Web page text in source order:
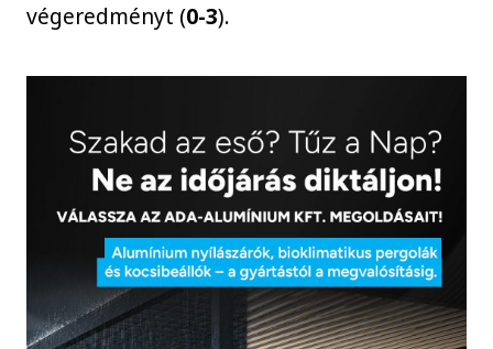
végeredményt (0-3).